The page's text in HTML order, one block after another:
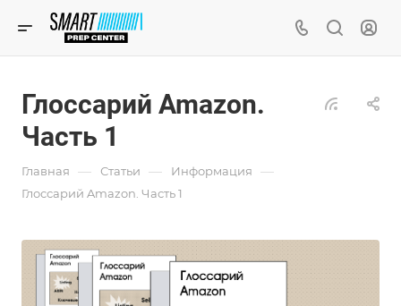
Глоссарий Amazon.
Часть 1
Главная — Статьи — Информация —
Глоссарий Amazon. Часть 1